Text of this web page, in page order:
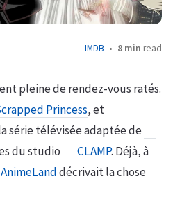
IMDB 8 min read
pleine de rendez-vous ratés.
Princess, et
série télévisée adaptée de
du studio CLAMP. Déjà, à
AnimeLanddécrivait la chose